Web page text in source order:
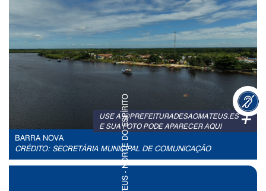
+
USE A @PREFEITURADESAOMATEUS.ES
E SUA FOTO PODE APARECER AQUI
BARRA NOVA
CRÉDITO: SECRETÁRIA MUNICIPAL DE COMUNICAÇÃO